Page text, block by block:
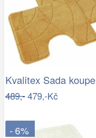
489,-479,-Kč
- 6%